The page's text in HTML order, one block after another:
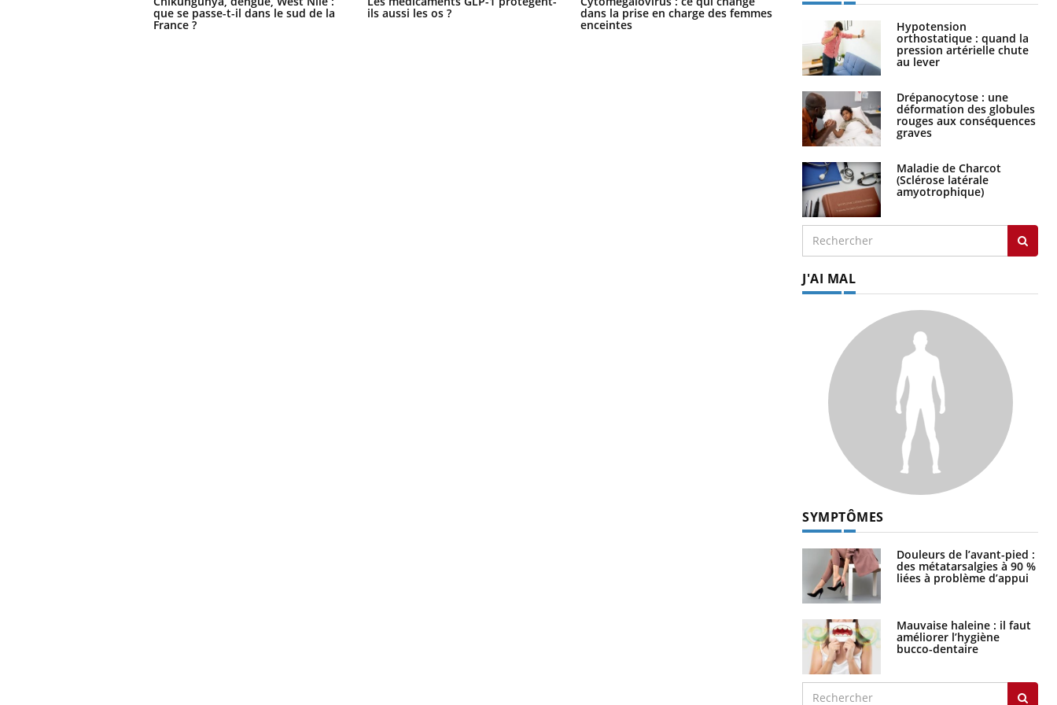
que se passe-t-il dans le sud de la
France ?
ils aussi les os ? dans la prise en charge des femmes
enceintes
la nuit ?
Hypotension
orthostatique : quand la
pression artérielle chute
au lever
Drépanocytose : une
déformation des globules
rouges aux conséquences
graves
Maladie de Charcot
(Sclérose latérale
amyotrophique)
J'AI MAL
SYMPTÔMES
Douleurs de l’avant-pied :
des métatarsalgies à 90 %
liées à problème d’appui
Mauvaise haleine : il faut
améliorer l’hygiène
bucco-dentaire